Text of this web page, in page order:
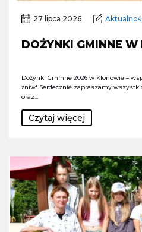
27 lipca 2026
DOŻYNKI GMINNE
Dożynki Gminne 2026 w Klonowie –
żniw! Serdecznie zapraszamy
oraz…
Czytaj więcej